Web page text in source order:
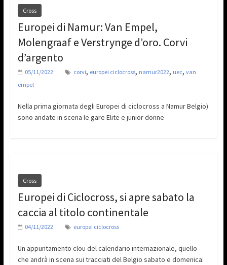
Cross
Europei di Namur: Van Empel,
Molengraaf e Verstrynge d’oro. Corvi
d’argento
05/11/2022 corvi, europei ciclocross, namur2022, uec, van
empel
Nella prima giornata degli Europei di ciclocross a Namur Belgio)
sono andate in scena le gare Elite e junior donne
Cross
Europei di Ciclocross, si apre sabato la
caccia al titolo continentale
04/11/2022 europei ciclocross
Un appuntamento clou del calendario internazionale, quello
che andrà in scena sui tracciati del Belgio sabato e domenica: